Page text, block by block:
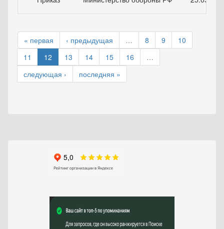
« первая ‹ предыдущая … 8 9
10
11
12 13 14 15 16
…
следующая ›
последняя »